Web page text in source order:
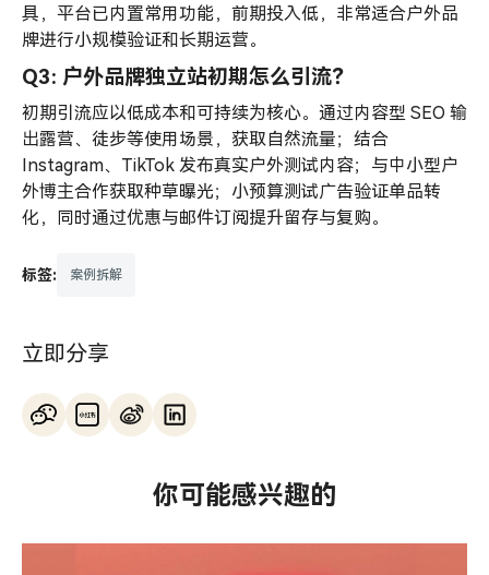
具，平台已内置常用功能，前期投入低，非常适合户外品
牌进行小规模验证和长期运营。
Q3: 户外品牌独立站初期怎么引流？
初期引流应以低成本和可持续为核心。通过内容型 SEO 输
出露营、徒步等使用场景，获取自然流量；结合
Instagram、TikTok 发布真实户外测试内容；与中小型户
外博主合作获取种草曝光；小预算测试广告验证单品转
化，同时通过优惠与邮件订阅提升留存与复购。
标签: 案例拆解
立即分享
你可能感兴趣的